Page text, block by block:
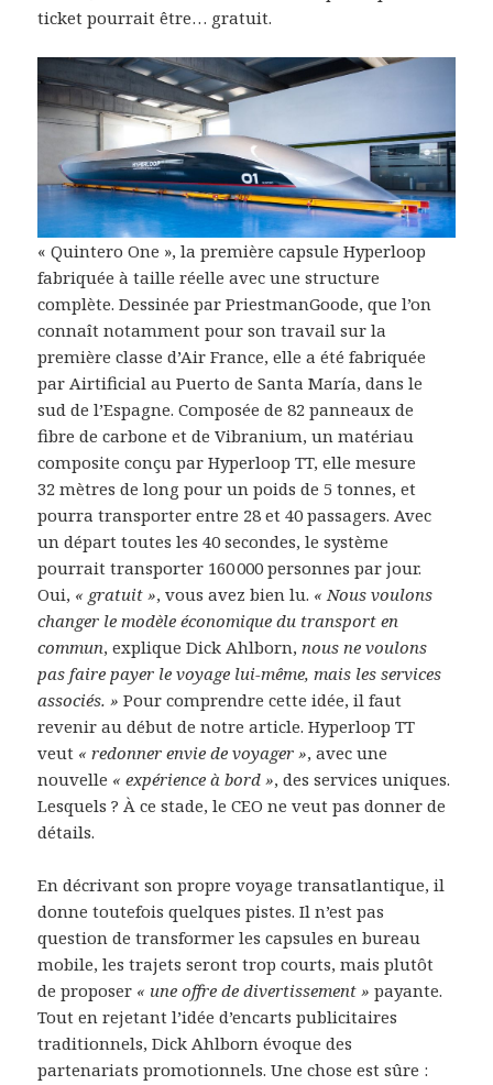
ticket pourrait être… gratuit.
« Quintero One », la première capsule Hyperloop
fabriquée à taille réelle avec une structure
complète. Dessinée par PriestmanGoode, que l’on
connaît notamment pour son travail sur la
première classe d’Air France, elle a été fabriquée
par Airtificial au Puerto de Santa María, dans le
sud de l’Espagne. Composée de 82 panneaux de
fibre de carbone et de Vibranium, un matériau
composite conçu par Hyperloop TT, elle mesure
32 mètres de long pour un poids de 5 tonnes, et
pourra transporter entre 28 et 40 passagers. Avec
un départ toutes les 40 secondes, le système
pourrait transporter 160 000 personnes par jour.
Oui, « gratuit », vous avez bien lu. « Nous voulons
changer le modèle économique du transport en
commun, explique Dick Ahlborn, nous ne voulons
pas faire payer le voyage lui-même, mais les services
associés. » Pour comprendre cette idée, il faut
revenir au début de notre article. Hyperloop TT
veut « redonner envie de voyager », avec une
nouvelle « expérience à bord », des services uniques.
Lesquels ? À ce stade, le CEO ne veut pas donner de
détails.
En décrivant son propre voyage transatlantique, il
donne toutefois quelques pistes. Il n’est pas
question de transformer les capsules en bureau
mobile, les trajets seront trop courts, mais plutôt
de proposer « une offre de divertissement » payante.
Tout en rejetant l’idée d’encarts publicitaires
traditionnels, Dick Ahlborn évoque des
partenariats promotionnels. Une chose est sûre :